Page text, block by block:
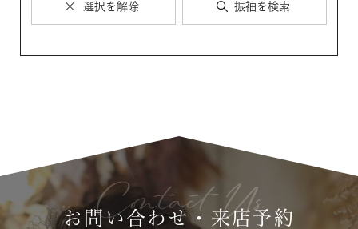
選択を解除 振袖を検索
お問い合わせ・来店予約